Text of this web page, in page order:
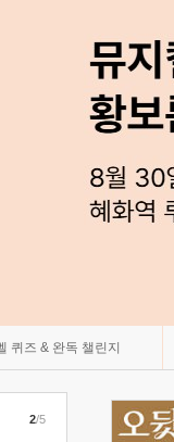
퀴즈 & 완독 챌린지
2/5